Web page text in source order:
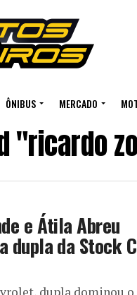
ÔNIBUS MERCADO
"ricardo
e Átila Abreu
dupla da Stock